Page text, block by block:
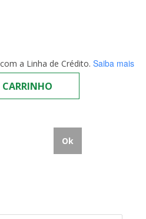
com a Linha de Crédito. Saiba mais
Ok